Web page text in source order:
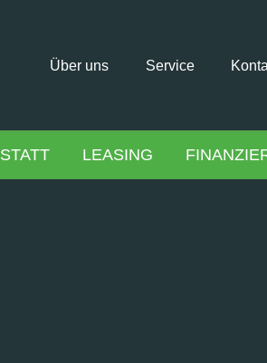
Über uns Service
LEASING